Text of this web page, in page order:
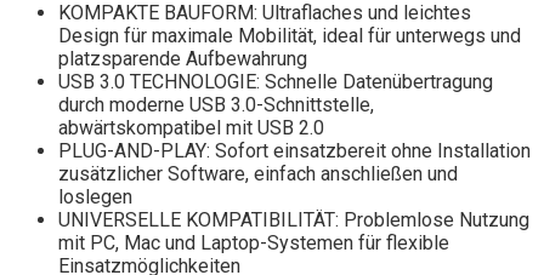
KOMPAKTE BAUFORM: Ultraflaches und leichtes
Design für maximale Mobilität, ideal für unterwegs und
platzsparende Aufbewahrung
USB 3.0 TECHNOLOGIE: Schnelle Datenübertragung
durch moderne USB 3.0-Schnittstelle,
abwärtskompatibel mit USB 2.0
PLUG-AND-PLAY: Sofort einsatzbereit ohne Installation
zusätzlicher Software, einfach anschließen und
loslegen
UNIVERSELLE KOMPATIBILITÄT: Problemlose Nutzung
mit PC, Mac und Laptop-Systemen für flexible
Einsatzmöglichkeiten